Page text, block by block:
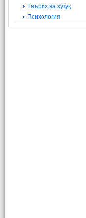
Tаърих ва ҳуқуқ
Психология